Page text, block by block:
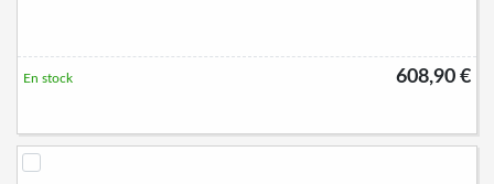
608,90 €
En stock